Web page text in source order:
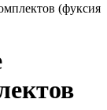
(фуксия